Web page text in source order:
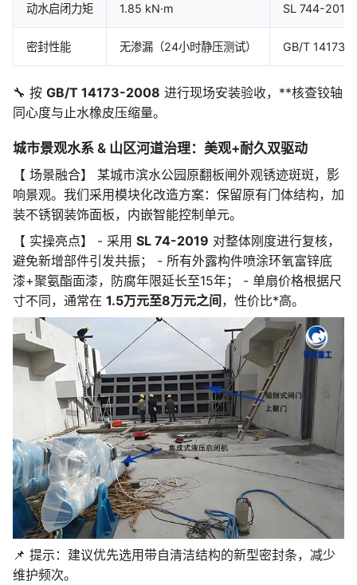
动水启闭力矩 1.85 kN·m SL 744-2016
密封性能 无渗漏（24小时静压测试） GB/T 14173-
🔧 按 GB/T 14173-2008 进行现场安装验收，**核查铰轴
同心度与止水橡皮压缩量。
城市景观水系 & 山区河道治理：美观+耐久双驱动
【 场景融合】 某城市滨水公园原翻板闸外观锈迹斑斑，影
响景观。我们采用模块化改造方案：保留原有门体结构，加
装不锈钢装饰面板，内嵌智能控制单元。
【 实操亮点】 - 采用 SL 74-2019 对整体刚度进行复核，
避免新增部件引发共振； - 所有外露构件喷涂环氧富锌底
漆+聚氨酯面漆，防腐年限延长至15年； - 单扇价格根据尺
寸不同，通常在 1.5万元至8万元之间 ，性价比*高。
📌 提示：建议优先选用带自清洁结构的新型密封条，减少
维护频次。